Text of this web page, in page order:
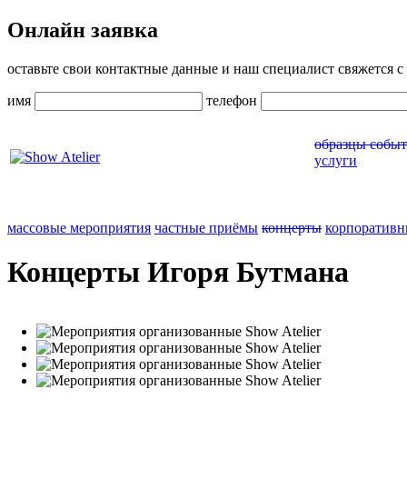
Онлайн заявка
оставьте свои контактные данные и наш специалист свяжется
имя телефон
образцы
услуги
массовые мероприятия частные приёмы концерты
Концерты Игоря Бутмана